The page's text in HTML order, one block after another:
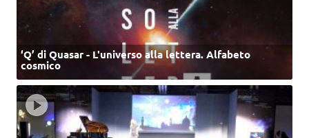
‘Q’ di Quasar - L'universo alla lettera. Alfabeto
cosmico